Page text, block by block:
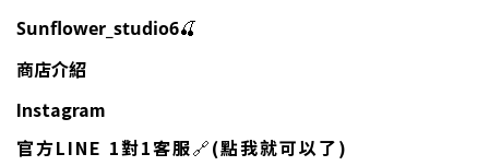
Sunflower_studio6🍒
商店介紹
Instagram
官方LINE 1對1客服🔗(點我就可以了)